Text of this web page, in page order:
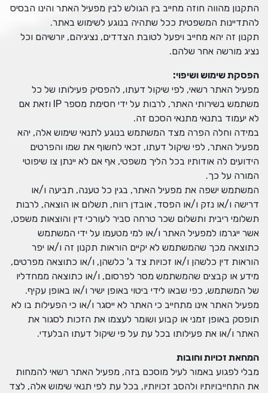
התקנון מהווה חוזה מחייב בין הגולש לבין מפעיל האתר והינו הבסיס
להתדיינות המשפטית ככל שתהיה בנוגע לשימוש באתר.
תקנון זה יהא מחייב ויפעל לטובת הצדדים, נציגיהם, יורשיהם וכל
נציג מורשה אחר שלהם.
הפסקת שימוש ושיפוי:
מפעיל האתר רשאי, לפי שיקול דעתו, להפסיק פעילותו של כל
משתמש בשירותי האתר, לרבות על ידי חסימת מספר IP וזאת אם
לא יעמוד בתנאי מתנאי הסכם זה.
במידה וחלה הפרה מצד המשתמש בנוגע לתנאי שימוש אלה, יהא
מפעיל האתר, לפי שיקול דעתו, זכאי לחשוף את שמו והפרטים
הידועים לה אודותיו בכל הליך משפטי, אף אם לא יינתן צו שיפוטי
המורה על כך.
המשתמש ישפה את מפעיל האתר, בגין כל טענה, תביעה ו/או
דרישה ו/או נזק ו/או הפסד, אובדן רווח, תשלום או הוצאה, לרבות
תשלומי ריבית ותשלום שכר טרחה סביר לעורכי דין והוצאות משפט,
אשר ייגרמו למפעיל האתר ו/או למי מטעמו על ידי המשתמש
כתוצאה מכך שהמשתמש לא יקיים הוראות תקנון זה ו/או יפר
הוראות דין כלשהן ו/או זכויות צד ג' כלשהן, ו/או כתוצאה מפרטים,
מידע או קבצים שהמשתמש מסר לפרסום, ו/או כתוצאה ממחדליו
של המשתמש, כפי שבאו לידי ביטוי באופן ישיר ו/או באופן עקיף.
מפעיל האתר אינו מתחייב כי האתר לא ייסגר ו/או כי הפעילות בו לא
תופסק באופן זמני או קבוע ושומר לעצמו את הזכות לסגור את
האתר ו/או את פעילותו בכל עת על פי שיקול דעתו הבלעדי.
המחאת זכויות וחובות
מבלי לפגוע באמור לעיל מוסכם בזה, מפעיל האתר רשאי להמחות
את התחייבויותיו ולהסב זכויותיו, בכל עת לפי תנאי שימוש אלה, לצד